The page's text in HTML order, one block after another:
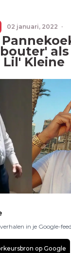
02 januari, 2022 ·
Kleine
in je Google-feed
op Google